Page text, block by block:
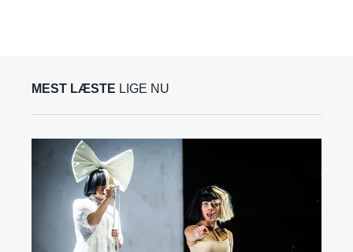
MEST LÆSTE LIGE NU